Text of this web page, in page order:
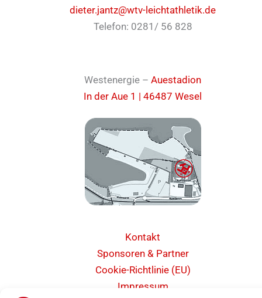
dieter.jantz@wtv-leichtathletik.de
Telefon: 0281/ 56 828
Westenergie – Auestadion
In der Aue 1 | 46487 Wesel
Kontakt
Sponsoren & Partner
Cookie-Richtlinie (EU)
Impressum